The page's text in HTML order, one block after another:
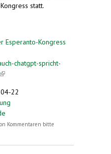
statt.
Esperanto-Kongress
chatgpt-spricht-
is external)
22
spricht Esperanto
Kommentaren bitte